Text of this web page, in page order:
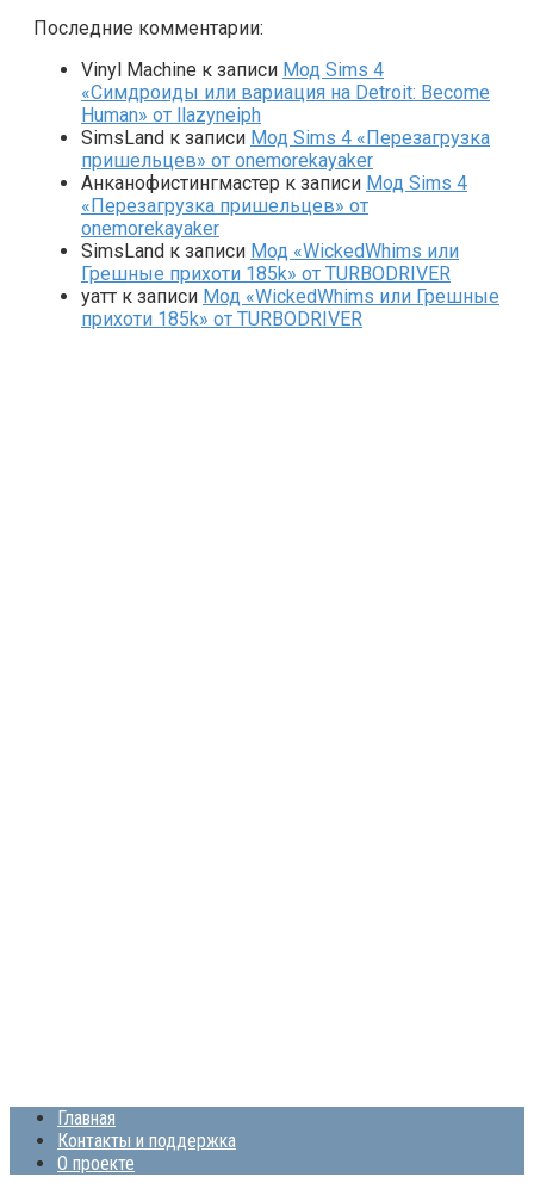
Последние комментарии:
Vinyl Machine к записи Мод Sims 4
«Симдроиды или вариация на Detroit: Become
Human» от llazyneiph
SimsLand к записи Мод Sims 4 «Перезагрузка
пришельцев» от onemorekayaker
Анканофистингмастер к записи Мод Sims 4
«Перезагрузка пришельцев» от
onemorekayaker
SimsLand к записи Мод «WickedWhims или
Грешные прихоти 185k» от TURBODRIVER
yaтт к записи Мод «WickedWhims или Грешные
прихоти 185k» от TURBODRIVER
Главная
Контакты и поддержка
О проекте